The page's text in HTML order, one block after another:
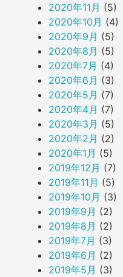
2020年11月 (5)
2020年10月 (4)
2020年9月 (5)
2020年8月 (5)
2020年7月 (4)
2020年6月 (3)
2020年5月 (7)
2020年4月 (7)
2020年3月 (5)
2020年2月 (2)
2020年1月 (5)
2019年12月 (7)
2019年11月 (5)
2019年10月 (3)
2019年9月 (2)
2019年8月 (2)
2019年7月 (3)
2019年6月 (2)
2019年5月 (3)